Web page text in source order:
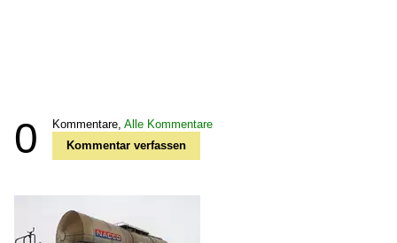
0 Kommentare, Alle Kommentare
Kommentar verfassen